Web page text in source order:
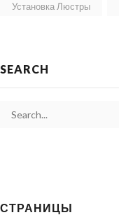
Установка Люстры
SEARCH
СТРАНИЦЫ